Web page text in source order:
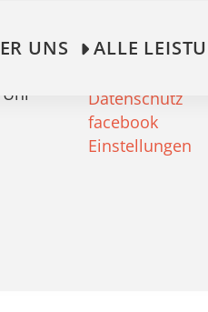
UNS ALLE
Links
Datenschutz
facebook
Einstellungen